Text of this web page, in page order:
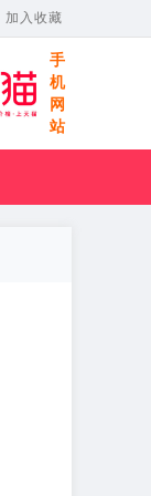
加入收藏
手
机
网
站